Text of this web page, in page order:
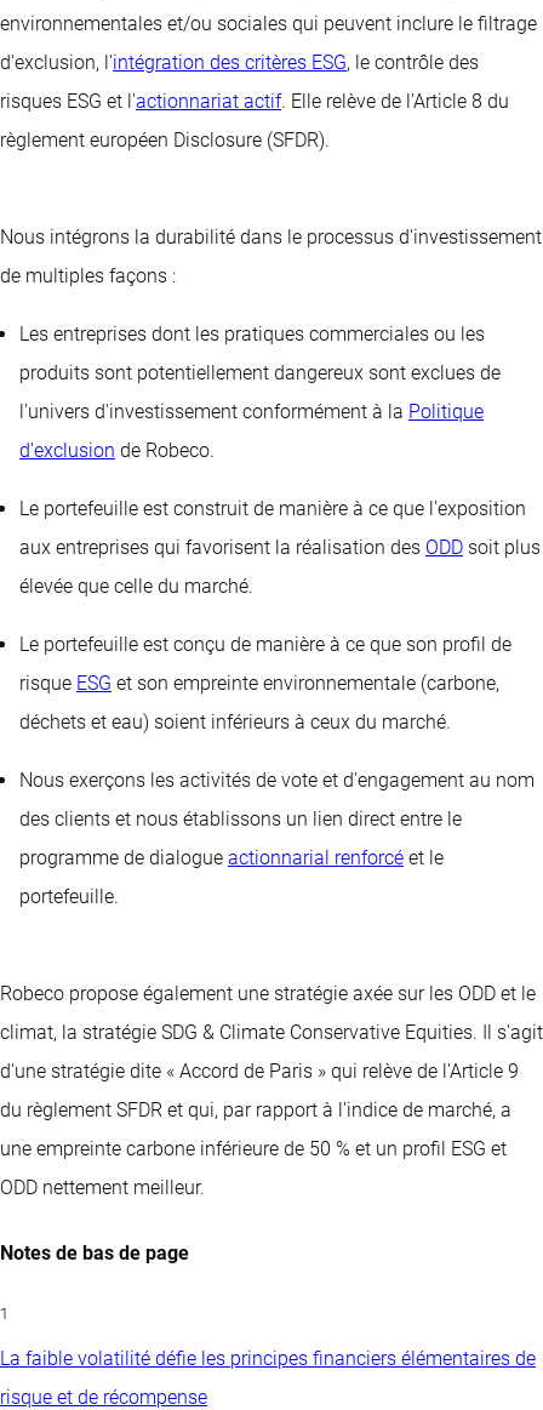
environnementales et/ou sociales qui peuvent inclure le filtrage
d'exclusion, l'intégration des critères ESG, le contrôle des
risques ESG et l'actionnariat actif. Elle relève de l'Article 8 du
règlement européen Disclosure (SFDR).
Nous intégrons la durabilité dans le processus d'investissement
de multiples façons :
Les entreprises dont les pratiques commerciales ou les
produits sont potentiellement dangereux sont exclues de
l'univers d'investissement conformément à la Politique
d'exclusion de Robeco.
Le portefeuille est construit de manière à ce que l'exposition
aux entreprises qui favorisent la réalisation des ODD soit plus
élevée que celle du marché.
Le portefeuille est conçu de manière à ce que son profil de
risque ESG et son empreinte environnementale (carbone,
déchets et eau) soient inférieurs à ceux du marché.
Nous exerçons les activités de vote et d'engagement au nom
des clients et nous établissons un lien direct entre le
programme de dialogue actionnarial renforcé et le
portefeuille.
Robeco propose également une stratégie axée sur les ODD et le
climat, la stratégie SDG & Climate Conservative Equities. Il s'agit
d'une stratégie dite « Accord de Paris » qui relève de l'Article 9
du règlement SFDR et qui, par rapport à l'indice de marché, a
une empreinte carbone inférieure de 50 % et un profil ESG et
ODD nettement meilleur.
Notes de bas de page
1
La faible volatilité défie les principes financiers élémentaires de
risque et de récompense